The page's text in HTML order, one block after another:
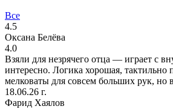
Все
4.5
Оксана Белёва
4.0
Взяли для незрячего отца — играет с
интересно. Логика хорошая,
мелковаты для совсем больших рук, но
18.06.26 г.
Фарид Хаялов